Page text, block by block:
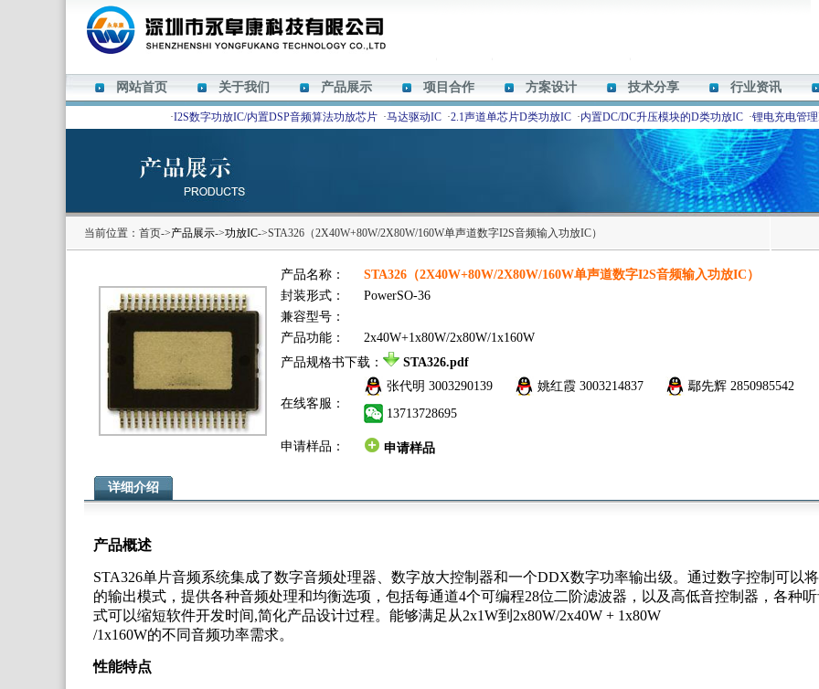
网站首页 关于我们 产品展示 项目合作 方案设计 技术分享 行业资讯
·I2S数字功放IC/内置DSP音频算法功放芯片 ·马达驱动IC ·2.1声道单芯片D类功放IC ·内置DC/DC升压模块的D类功放IC ·锂电充电管
当前位置：首页->产品展示->功放IC->STA326（2X40W+80W/2X80W/160W单声道数字I2S音频输入功放IC）
产品名称：
STA326（2X40W+80W/2X80W/160W单声道数字I2S音频输入功放IC）
封装形式：
PowerSO-36
兼容型号：
产品功能：
2x40W+1x80W/2x80W/1x160W
产品规格书下载：
STA326.pdf
在线客服：
张代明 3003290139 姚红霞 3003214837 鄢先辉 2850985542
13713728695
申请样品： 申请样品
详细介绍
产品概述
STA326单片音频系统集成了数字音频处理器、数字放大控制器和一个DDX数字功率输出级。通过数字控制可以
的输出模式，提供各种音频处理和均衡选项，包括每通道4个可编程28位二阶滤波器，以及高低音控制器，各种
式可以缩短软件开发时间,简化产品设计过程。能够满足从2x1W到2x80W/2x40W + 1x80W
/1x160W的不同音频功率需求。
性能特点